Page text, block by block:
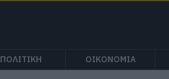
ΠΟΛΙΤΙΚΗ ΟΙΚΟΝΟΜΙΑ